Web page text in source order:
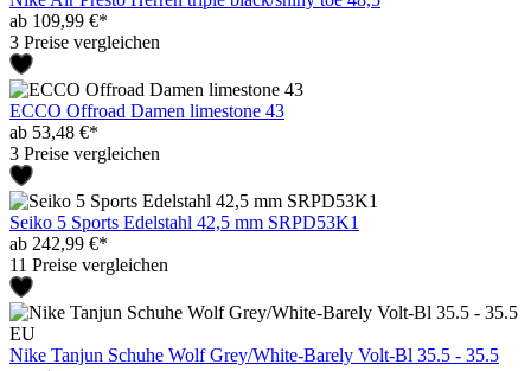
ab 109,99 €*
3 Preise vergleichen
ECCO Offroad Damen limestone 43
ab 53,48 €*
3 Preise vergleichen
Seiko 5 Sports Edelstahl 42,5 mm SRPD53K1
ab 242,99 €*
11 Preise vergleichen
Nike Tanjun Schuhe Wolf Grey/White-Barely Volt-Bl 35.5 - 35.5